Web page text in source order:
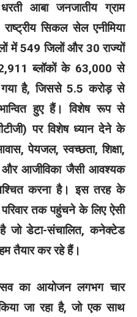
आबा जनजातीय ग्राम
सिकल सेल एनीमिया
में 549 जिलों और 30 राज्यों
ब्लॉकों के 63,000 से
गया है, जिससे 5.5 करोड़ से
हुए हैं। विशेष रूप से
पर विशेष ध्यान देने के
पेयजल, स्वच्छता, शिक्षा,
और आजीविका जैसी आवश्यक
करना है। इस तरह के
तक पहुंचने के लिए ऐसी
जो डेटा-संचालित, कनेक्टेड
तैयार कर रहे हैं।
का आयोजन लगभग चार
जा रहा है, जो एक साथ